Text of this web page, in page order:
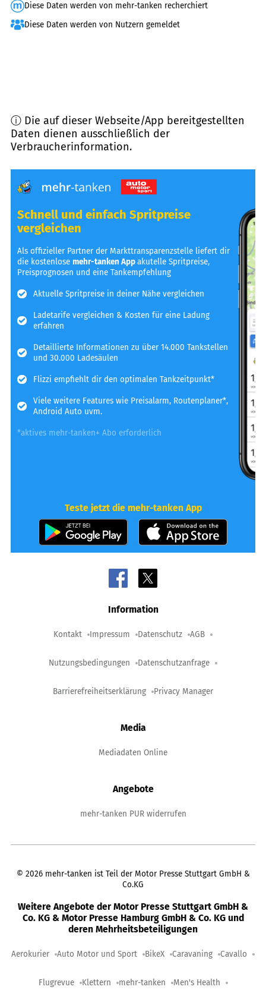
Diese Daten werden von mehr-tanken recherchiert
Diese Daten werden von Nutzern gemeldet
ⓘ Die auf dieser Webseite/App bereitgestellten
Daten dienen ausschließlich der
Verbraucherinformation.
Schnell und einfach Spritpreise
vergleichen
Als offizieller Partner der Markttransparenzstelle liefert dir
die kostenlosemehr-tanken Appakutelle Spritpreise,
Preisprognosen und eine Tankempfehlung
Aktuelle Spritpreise in deiner Nähe vergleichen
Ladetarife vergleichen & Kosten für eine Ladung
erfahren
Detaillierte Informationen zu über 14.000 Tankstellen
und 30.000 Ladesäulen
Flizzi empfiehlt dir den optimalen Tankzeitpunkt*
Viele weitere Features wie Preisalarm, Routenplaner*,
Android Auto uvm.
*aktives mehr-tanken+ Abo erforderlich
Teste jetzt die mehr-tanken App
Information
Kontakt Impressum Datenschutz AGB
Nutzungsbedingungen Datenschutzanfrage
Barrierefreiheitserklärung Privacy Manager
Media
Mediadaten Online
Angebote
mehr-tanken PUR widerrufen
© 2026 mehr-tanken ist Teil der Motor Presse Stuttgart GmbH &
Co.KG
Weitere Angebote der Motor Presse Stuttgart GmbH &
Co. KG & Motor Presse Hamburg GmbH & Co. KG und
deren Mehrheitsbeteiligungen
Aerokurier Auto Motor und Sport BikeX Caravaning Cavallo
Flugrevue Klettern mehr-tanken Men's Health